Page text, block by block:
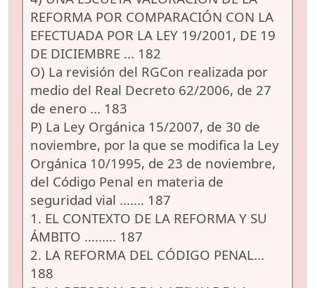
REFORMA POR COMPARACIÓN CON LA
EFECTUADA POR LA LEY 19/2001, DE 19
DE DICIEMBRE ... 182
O) La revisión del RGCon realizada por
medio del Real Decreto 62/2006, de 27
de enero ... 183
P) La Ley Orgánica 15/2007, de 30 de
noviembre, por la que se modifica la Ley
Orgánica 10/1995, de 23 de noviembre,
del Código Penal en materia de
seguridad vial ....... 187
1. EL CONTEXTO DE LA REFORMA Y SU
ÁMBITO ......... 187
2. LA REFORMA DEL CÓDIGO PENAL...
188